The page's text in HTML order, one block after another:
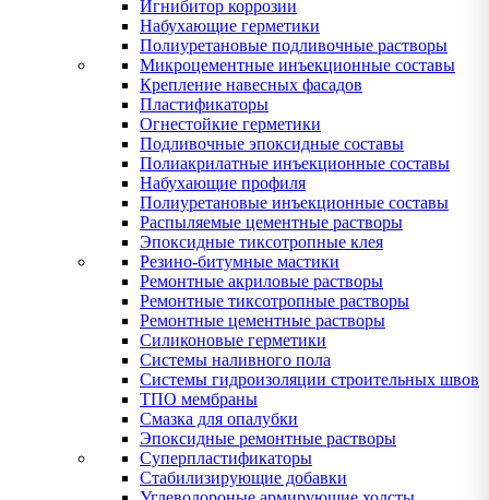
Игнибитор коррозии
Набухающие герметики
Полиуретановые подливочные растворы
Микроцементные инъекционные составы
Крепление навесных фасадов
Пластификаторы
Огнестойкие герметики
Подливочные эпоксидные составы
Полиакрилатные инъекционные составы
Набухающие профиля
Полиуретановые инъекционные составы
Распыляемые цементные растворы
Эпоксидные тиксотропные клея
Резино-битумные мастики
Ремонтные акриловые растворы
Ремонтные тиксотропные растворы
Ремонтные цементные растворы
Силиконовые герметики
Системы наливного пола
Системы гидроизоляции строительных швов
ТПО мембраны
Смазка для опалубки
Эпоксидные ремонтные растворы
Суперпластификаторы
Стабилизирующие добавки